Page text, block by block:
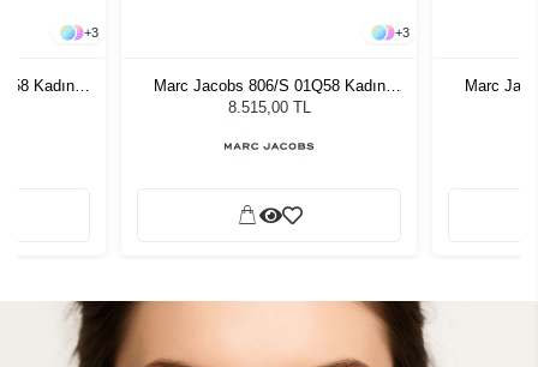
+3
Kadın
+3
Marc Jacobs 806/S 01Q58 Kadın
Güneş Gözlüğü
8.515,00 TL
Marc